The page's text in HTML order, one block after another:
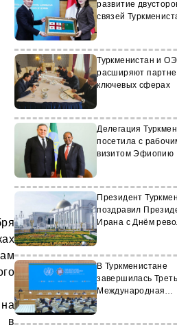
в
развитие
связей
Туркменистан и
расширяют
ключевых сферах
Делегация
посетила с
визитом Эфиопию
Президент
поздравил
Ирана с Днём
В Туркменистане
завершилась
Международная